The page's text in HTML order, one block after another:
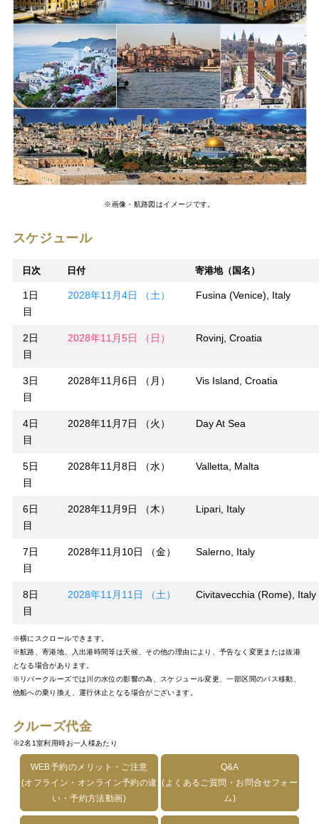
※画像・航路図はイメージです。
スケジュール
日次 日付 寄港地（国名）
1日
目
2028年11月4日 （土） Fusina (Venice), Italy
2日
目
2028年11月5日 （日） Rovinj, Croatia
3日
目
2028年11月6日 （月） Vis Island, Croatia
4日
目
2028年11月7日 （火） Day At Sea
5日
目
2028年11月8日 （水） Valletta, Malta
6日
目
2028年11月9日 （木） Lipari, Italy
7日
目
2028年11月10日 （金） Salerno, Italy
8日
目
2028年11月11日 （土） Civitavecchia (Rome), Italy
※横にスクロールできます。
※航路、寄港地、入出港時間等は天候、その他の理由により、予告なく変更または抜港
となる場合があります。
※リバークルーズでは川の水位の影響の為、スケジュール変更、一部区間のバス移動、
他船への乗り換え、運行休止となる場合がございます。
クルーズ代金
※2名1室利用時お一人様あたり
WEB予約のメリット・ご注意
(オフライン・オンライン予約の違
い・予約方法動画)
Q&A
(よくあるご質問・お問合せフォー
ム)